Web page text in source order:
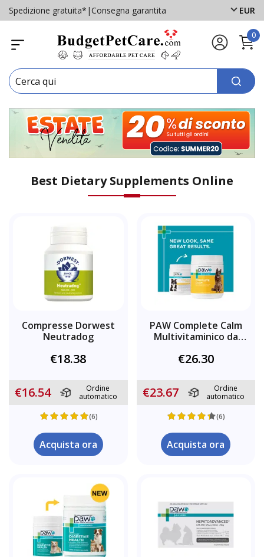
Spedizione gratuita* |Consegna garantita EUR
0
Best Dietary Supplements Online
Compresse Dorwest
Neutradog
€18.38
€16.54
Ordine
automatico
(6)
Acquista ora
PAW Complete Calm
Multivitaminico da
€26.30
€23.67
Ordine
automatico
(6)
Acquista ora